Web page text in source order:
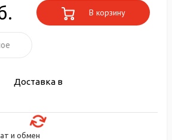
В корзину
Доставка в
и обмен